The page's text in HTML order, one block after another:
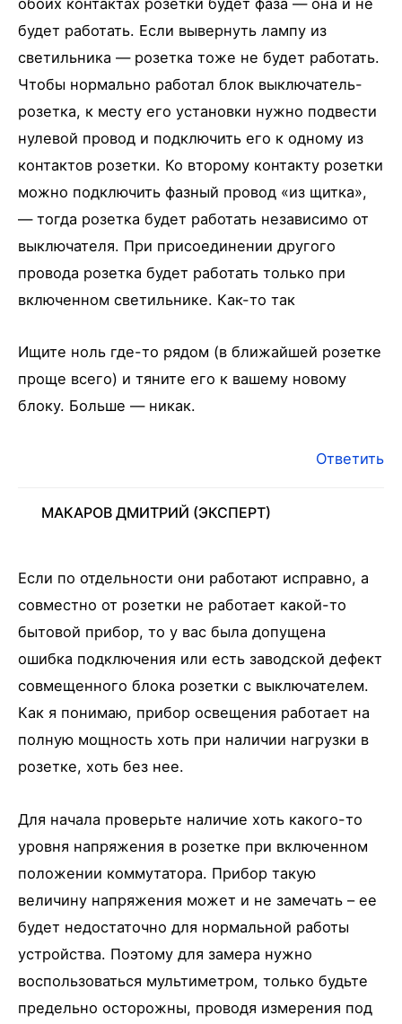
будет работать. Если вывернуть лампу из
светильника — розетка тоже не будет работать.
Чтобы нормально работал блок выключатель-
розетка, к месту его установки нужно подвести
нулевой провод и подключить его к одному из
контактов розетки. Ко второму контакту розетки
можно подключить фазный провод «из щитка»,
— тогда розетка будет работать независимо от
выключателя. При присоединении другого
провода розетка будет работать только при
включенном светильнике. Как-то так
Ищите ноль где-то рядом (в ближайшей розетке
проще всего) и тяните его к вашему новому
блоку. Больше — никак.
Ответить
МАКАРОВ ДМИТРИЙ (ЭКСПЕРТ)
Если по отдельности они работают исправно, а
совместно от розетки не работает какой-то
бытовой прибор, то у вас была допущена
ошибка подключения или есть заводской дефект
совмещенного блока розетки с выключателем.
Как я понимаю, прибор освещения работает на
полную мощность хоть при наличии нагрузки в
розетке, хоть без нее.
Для начала проверьте наличие хоть какого-то
уровня напряжения в розетке при включенном
положении коммутатора. Прибор такую
величину напряжения может и не замечать – ее
будет недостаточно для нормальной работы
устройства. Поэтому для замера нужно
воспользоваться мультиметром, только будьте
предельно осторожны, проводя измерения под